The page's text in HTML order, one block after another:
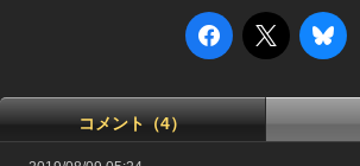
コメント（4）